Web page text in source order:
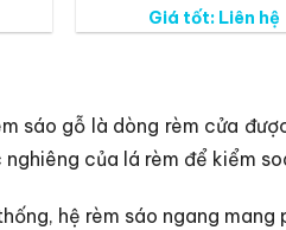
Giá tốt: Liên hệ
sáo gỗ là dòng rèm cửa
của lá rèm để kiểm
hệ rèm sáo ngang